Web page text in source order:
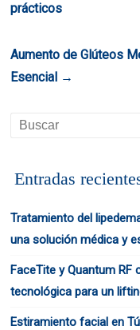
prácticos
Aumento de Glúteos
Esencial →
Entradas
Tratamiento del
una solución médica y
FaceTite y Quantum RF
tecnológica para un
Estiramiento facial en